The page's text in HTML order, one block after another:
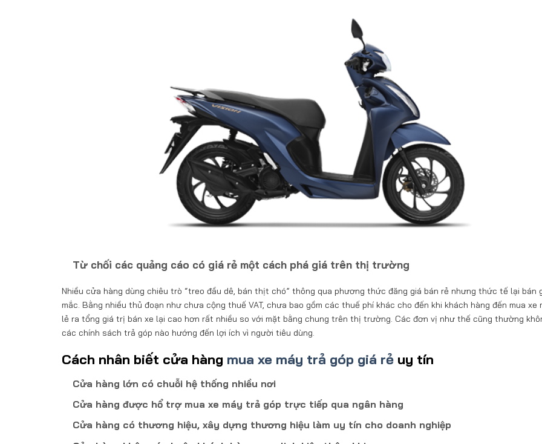
Từ chối các quảng cáo có giá rẻ một cách phá giá trên thị trường
Nhiều cửa hàng dùng chiêu trò “treo đầu dê, bán thịt chó” thông qua phương thức đăng giá bán rẻ nhưng thức tế lại bán
mắc. Bằng nhiều thủ đoạn như chưa cộng thuế VAT, chưa bao gồm các thuế phí khác cho đến khi khách hàng đến mua xe
lẻ ra tổng giá trị bán xe lại cao hơn rất nhiều so với mặt bằng chung trên thị trường. Các đơn vị như thế cũng thường
các chính sách trả góp nào hướng đến lợi ích vì người tiêu dùng.
Cách nhân biết cửa hàng mua xe máy trả góp giá rẻ uy tín
Cửa hàng lớn có chuỗi hệ thống nhiều nơi
Cửa hàng được hổ trợ mua xe máy trả góp trực tiếp qua ngân hàng
Cửa hàng có thương hiệu, xây dựng thương hiệu làm uy tín cho doanh nghiệp